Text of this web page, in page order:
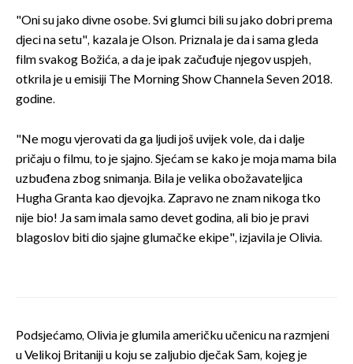
"Oni su jako divne osobe. Svi glumci bili su jako dobri prema
djeci na setu", kazala je Olson. Priznala je da i sama gleda
film svakog Božića, a da je ipak začuđuje njegov uspjeh,
otkrila je u emisiji The Morning Show Channela Seven 2018.
godine.
"Ne mogu vjerovati da ga ljudi još uvijek vole, da i dalje
pričaju o filmu, to je sjajno. Sjećam se kako je moja mama bila
uzbuđena zbog snimanja. Bila je velika obožavateljica
Hugha Granta kao djevojka. Zapravo ne znam nikoga tko
nije bio! Ja sam imala samo devet godina, ali bio je pravi
blagoslov biti dio sjajne glumačke ekipe", izjavila je Olivia.
Podsjećamo, Olivia je glumila američku učenicu na razmjeni
u Velikoj Britaniji u koju se zaljubio dječak Sam, kojeg je